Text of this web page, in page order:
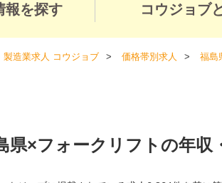
報を探す コウジョブ
製造業求人 コウジョブ 価格帯別求人 福島
県×フォークリフトの年収